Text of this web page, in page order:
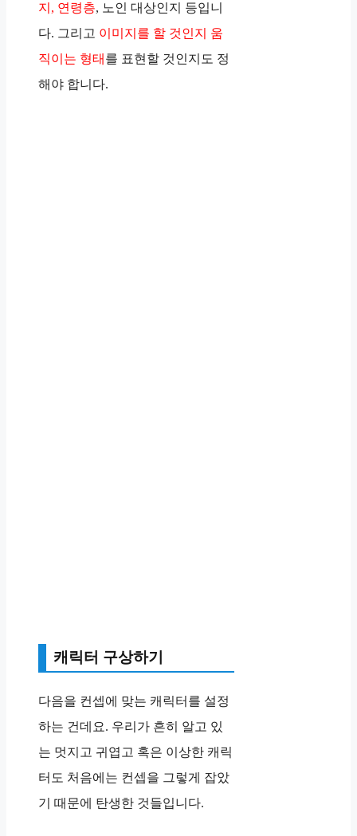
지, 연령층, 노인 대상인지 등입니
다. 그리고 이미지를 할 것인지 움
직이는 형태 를 표현할 것인지도 정
해야 합니다.
캐릭터 구상하기
다음을 컨셉에 맞는 캐릭터를 설정
하는 건데요. 우리가 흔히 알고 있
는 멋지고 귀엽고 혹은 이상한 캐릭
터도 처음에는 컨셉을 그렇게 잡았
기 때문에 탄생한 것들입니다.